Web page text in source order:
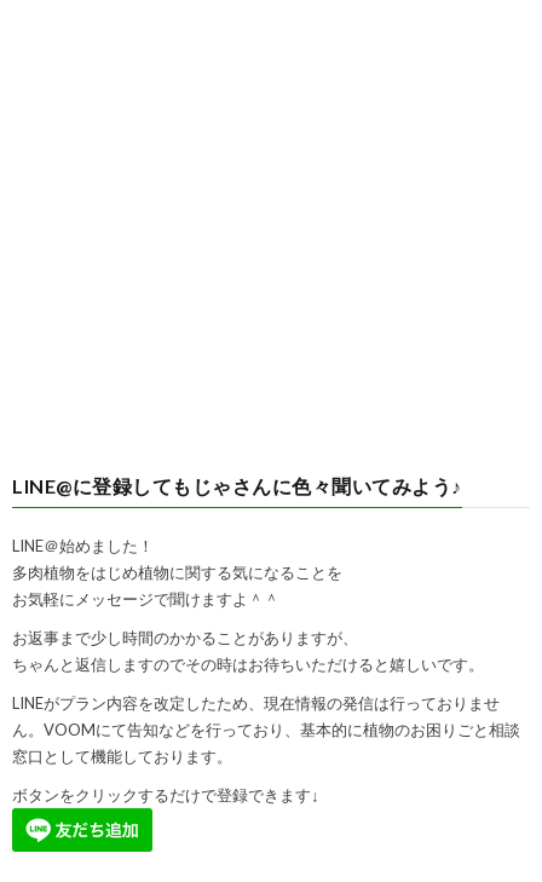
LINE@に登録してもじゃさんに色々聞いてみよう♪
LINE＠始めました！
多肉植物をはじめ植物に関する気になることを
お気軽にメッセージで聞けますよ＾＾
お返事まで少し時間のかかることがありますが、
ちゃんと返信しますのでその時はお待ちいただけると嬉しいです。
LINEがプラン内容を改定したため、現在情報の発信は行っておりませ
ん。VOOMにて告知などを行っており、基本的に植物のお困りごと相談
窓口として機能しております。
ボタンをクリックするだけで登録できます↓